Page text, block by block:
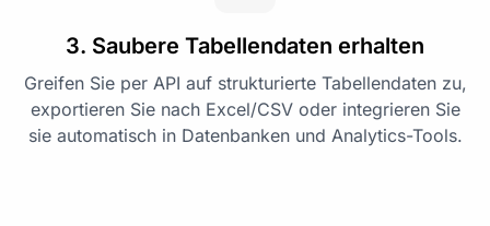
3. Saubere Tabellendaten erhalten
Greifen Sie per API auf strukturierte Tabellendaten zu,
exportieren Sie nach Excel/CSV oder integrieren Sie
sie automatisch in Datenbanken und Analytics-Tools.